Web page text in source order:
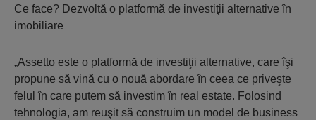
Ce face? Dezvoltă o platformă de investiţii alternative în
imobiliare
„Assetto este o platformă de investiţii alternative, care îşi
propune să vină cu o nouă abordare în ceea ce priveşte
felul în care putem să investim în real estate. Folosind
tehnologia, am reuşit să construim un model de business